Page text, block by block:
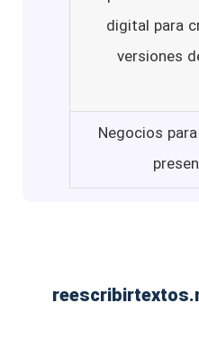
digital para
versiones
Negocios